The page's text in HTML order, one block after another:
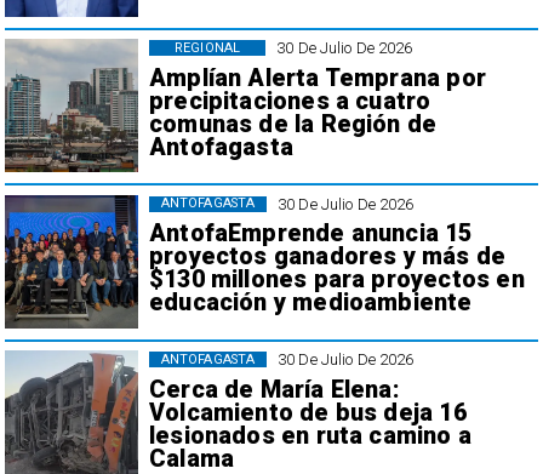
30 De Julio De 2026
Amplían Alerta Temprana por
precipitaciones a cuatro
comunas de la Región de
Antofagasta
REGIONAL
30 De Julio De 2026
AntofaEmprende anuncia 15
proyectos ganadores y más de
$130 millones para proyectos en
educación y medioambiente
ANTOFAGASTA
30 De Julio De 2026
Cerca de María Elena:
Volcamiento de bus deja 16
lesionados en ruta camino a
Calama
ANTOFAGASTA